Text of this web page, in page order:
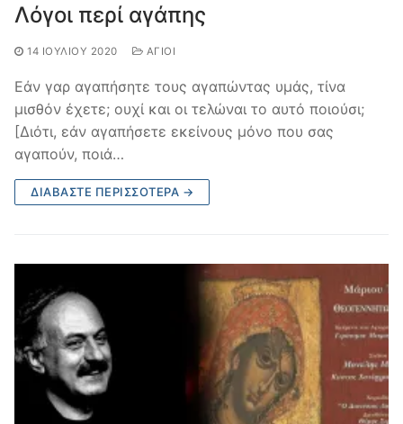
Λόγοι περί αγάπης
14 ΙΟΥΛΊΟΥ 2020 ΆΓΙΟΙ
Εάν γαρ αγαπήσητε τους αγαπώντας υμάς, τίνα
μισθόν έχετε; ουχί και οι τελώναι το αυτό ποιούσι;
[Διότι, εάν αγαπήσετε εκείνους μόνο που σας
αγαπούν, ποιά…
ΔΙΑΒΆΣΤΕ ΠΕΡΙΣΣΌΤΕΡΑ →